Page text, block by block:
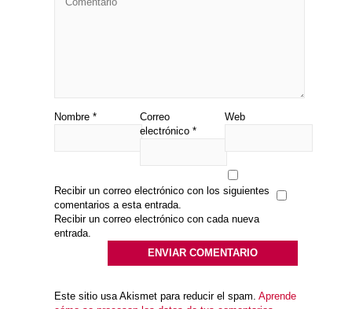
Nombre *
Correo
electrónico *
Web
Recibir un correo electrónico con los siguientes
comentarios a esta entrada.
Recibir un correo electrónico con cada nueva
entrada.
Este sitio usa Akismet para reducir el spam. Aprende